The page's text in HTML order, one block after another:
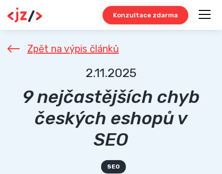
Konzultace zdarma
Zpět na výpis článků
2.11.2025
9 nejčastějších chyb
českých eshopů v
SEO
SEO